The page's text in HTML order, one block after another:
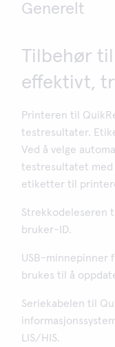
Generelt
Tilbehør
effektivt,
Printeren til
testresultater.
Ved å velge
testresultatet med
etiketter til
Strekkodeleseren
bruker-ID.
USB-minnepinner
brukes til å
Seriekabelen til
LIS/HIS.